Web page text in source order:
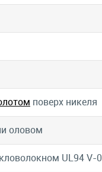
поверх никеля
оловом
UL94 V-0